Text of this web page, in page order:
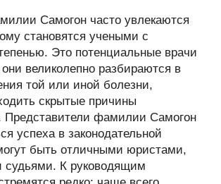
Самогон часто увлекаются
становятся учеными с
Это потенциальные врачи
великолепно разбираются в
той или иной болезни,
скрытые причины
Представители фамилии Самогон
успеха в законодательной
быть отличными юристами,
судьями. К руководящим